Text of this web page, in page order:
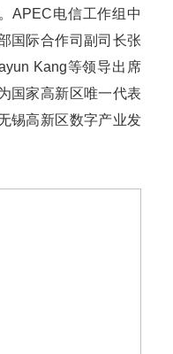
APEC电信工作组中
国际合作司副司长张
Kang等领导出席
国家高新区唯一代表
锡高新区数字产业发